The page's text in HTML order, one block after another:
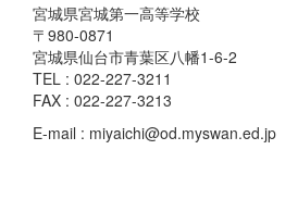
宮城県宮城第一高等学校
〒980-0871
宮城県仙台市青葉区八幡1-6-2
TEL : 022-227-3211
FAX : 022-227-3213
E-mail : miyaichi@od.myswan.ed.jp